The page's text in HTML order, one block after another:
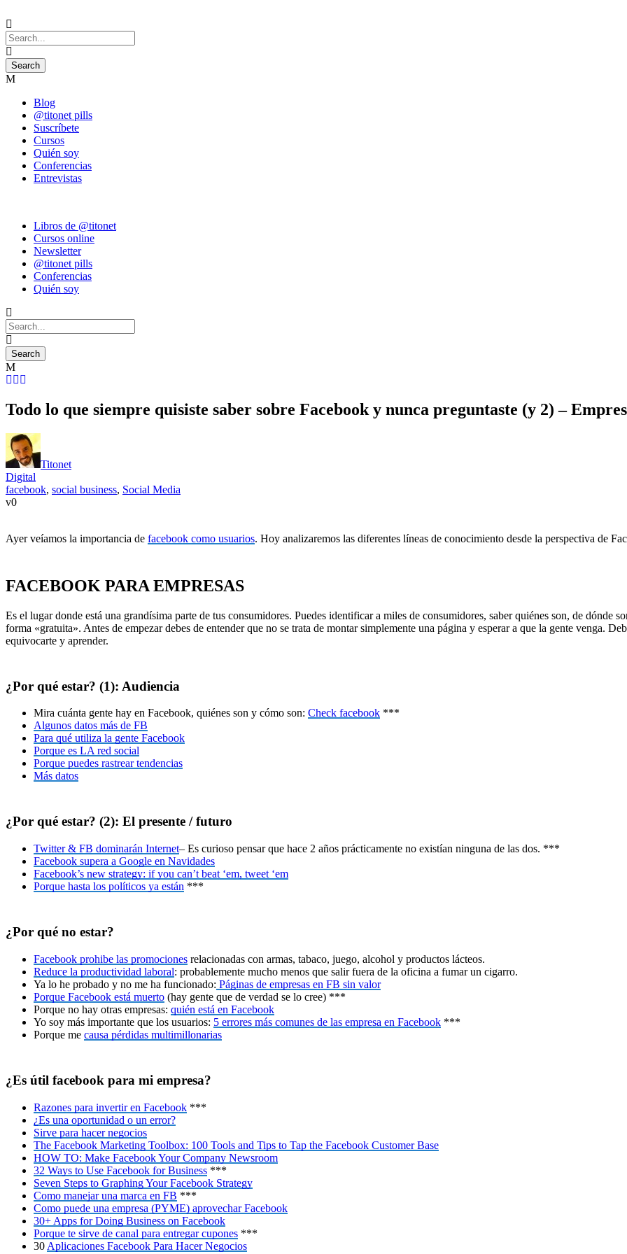
Blog
@titonet pills
Suscríbete
Cursos
Quién soy
Conferencias
Entrevistas
Libros de @titonet
Cursos online
Newsletter
@titonet pills
Conferencias
Quién soy
Todo lo que siempre quisiste saber sobre Facebook y nunca preguntaste (y 2) –
Titonet
Digital
facebook, social business, Social Media
0
Ayer veíamos la importancia de facebook como usuarios. Hoy analizaremos las diferentes líneas de conocimiento desde la perspectiva de
FACEBOOK PARA EMPRESAS
Es el lugar donde está una grandísima parte de tus consumidores. Puedes identificar a miles de consumidores, saber quiénes son, de dónde
forma «gratuita». Antes de empezar debes de entender que no se trata de montar simplemente una página y esperar a que la gente venga.
equivocarte y aprender.
¿Por qué estar? (1): Audiencia
Mira cuánta gente hay en Facebook, quiénes son y cómo son: Check facebook ***
Algunos datos más de FB
Para qué utiliza la gente Facebook
Porque es LA red social
Porque puedes rastrear tendencias
Más datos
¿Por qué estar? (2): El presente / futuro
Twitter & FB dominarán Internet– Es curioso pensar que hace 2 años prácticamente no existían ninguna de las dos. ***
Facebook supera a Google en Navidades
Facebook’s new strategy: if you can’t beat ‘em, tweet ‘em
Porque hasta los políticos ya están ***
¿Por qué no estar?
Facebook prohibe las promociones relacionadas con armas, tabaco, juego, alcohol y productos lácteos.
Reduce la productividad laboral: probablemente mucho menos que salir fuera de la oficina a fumar un cigarro.
Ya lo he probado y no me ha funcionado: Páginas de empresas en FB sin valor
Porque Facebook está muerto (hay gente que de verdad se lo cree) ***
Porque no hay otras empresas: quién está en Facebook
Yo soy más importante que los usuarios: 5 errores más comunes de las empresa en Facebook ***
Porque me causa pérdidas multimillonarias
¿Es útil facebook para mi empresa?
Razones para invertir en Facebook ***
¿Es una oportunidad o un error?
Sirve para hacer negocios
The Facebook Marketing Toolbox: 100 Tools and Tips to Tap the Facebook Customer Base
HOW TO: Make Facebook Your Company Newsroom
32 Ways to Use Facebook for Business ***
Seven Steps to Graphing Your Facebook Strategy
Como manejar una marca en FB ***
Como puede una empresa (PYME) aprovechar Facebook
30+ Apps for Doing Business on Facebook
Porque te sirve de canal para entregar cupones ***
30 Aplicaciones Facebook Para Hacer Negocios